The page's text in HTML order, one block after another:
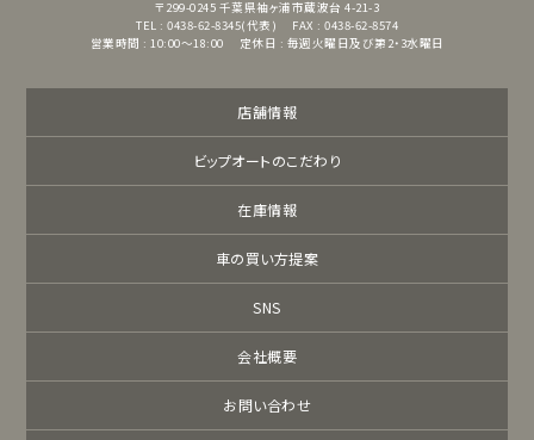
〒299-0245 千葉県袖ヶ浦市蔵波台 4-21-3
TEL : 0438-62-8345(代表)
FAX : 0438-62-8574
営業時間 : 10:00～18:00
定休日 : 毎週火曜日及び第2・3水曜日
店舗情報
ビップオートのこだわり
在庫情報
車の買い方提案
SNS
会社概要
お問い合わせ